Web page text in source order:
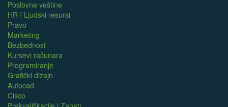
Poslovne veštine
HR / Ljudski resursi
Pravo
Marketing
Bezbednost
Kursevi računara
Programiranje
Grafički dizajn
Autocad
Cisco